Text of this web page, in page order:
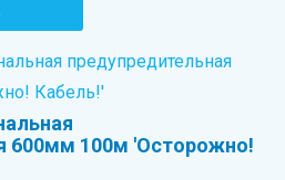
600мм 100м 'Осторожно!